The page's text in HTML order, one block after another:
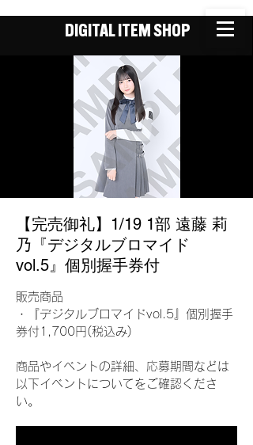
DIGITAL ITEM SHOP
【完売御礼】1/19 1部 遠藤 莉
乃『デジタルブロマイド
vol.5』個別握手券付
販売商品
・『デジタルブロマイドvol.5』個別握手
券付1,700円(税込み)
商品やイベントの詳細、応募期間などは
以下イベントについてをご確認くださ
い。